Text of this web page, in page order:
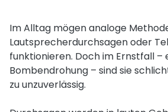
Im Alltag mögen analoge
Lautsprecherdurchsagen oder
funktionieren. Doch im Ernstfall –
Bombendrohung – sind sie
zu unzuverlässig.